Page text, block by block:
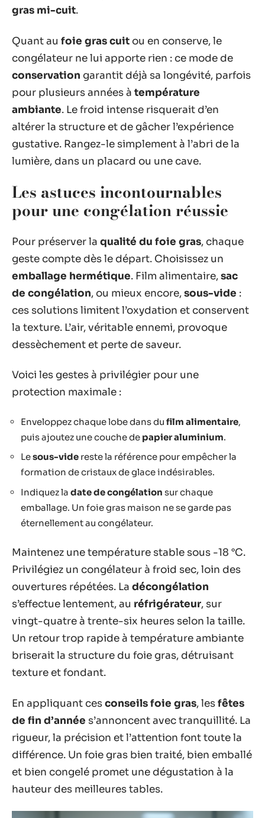
gras mi-cuit.
Quant au foie gras cuit ou en conserve, le
congélateur ne lui apporte rien : ce mode de
conservation garantit déjà sa longévité, parfois
pour plusieurs années à température
ambiante. Le froid intense risquerait d’en
altérer la structure et de gâcher l’expérience
gustative. Rangez-le simplement à l’abri de la
lumière, dans un placard ou une cave.
Les astuces incontournables
pour une congélation réussie
Pour préserver la qualité du foie gras, chaque
geste compte dès le départ. Choisissez un
emballage hermétique. Film alimentaire,sac
de congélation, ou mieux encore,sous-vide :
ces solutions limitent l’oxydation et conservent
la texture. L’air, véritable ennemi, provoque
dessèchement et perte de saveur.
Voici les gestes à privilégier pour une
protection maximale :
Enveloppez chaque lobe dans du film alimentaire,
puis ajoutez une couche de papier aluminium.
Lesous-vide reste la référence pour empêcher la
formation de cristaux de glace indésirables.
Indiquez la date de congélation sur chaque
emballage. Un foie gras maison ne se garde pas
éternellement au congélateur.
Maintenez une température stable sous -18 °C.
Privilégiez un congélateur à froid sec, loin des
ouvertures répétées. La décongélation
s’effectue lentement, au réfrigérateur, sur
vingt-quatre à trente-six heures selon la taille.
Un retour trop rapide à température ambiante
briserait la structure du foie gras, détruisant
texture et fondant.
En appliquant cesconseils foie gras, lesfêtes
de fin d’année s’annoncent avec tranquillité. La
rigueur, la précision et l’attention font toute la
différence. Un foie gras bien traité, bien emballé
et bien congelé promet une dégustation à la
hauteur des meilleures tables.